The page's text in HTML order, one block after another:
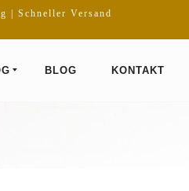
| Schneller Versand
BLOG KONTAKT